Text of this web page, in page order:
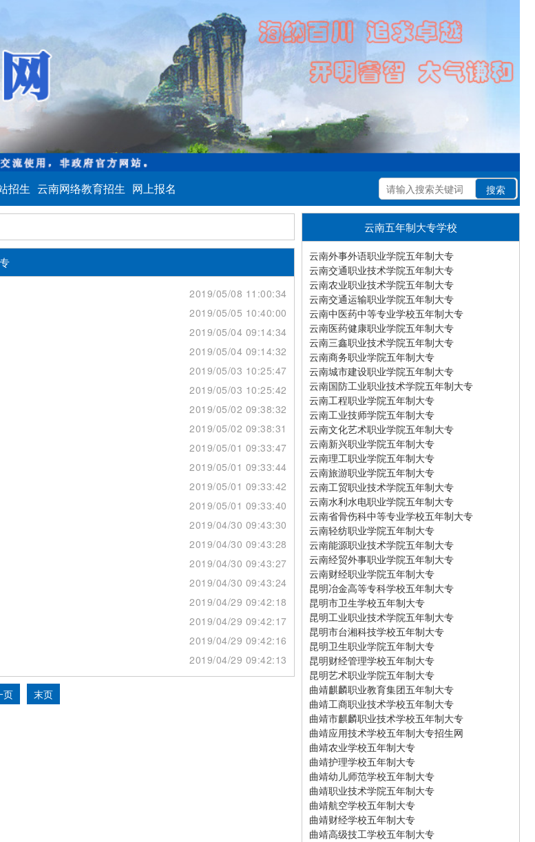
招生 云南网络教育招生 网上报名
2019/05/08 11:00:34
2019/05/05 10:40:00
2019/05/04 09:14:34
2019/05/04 09:14:32
2019/05/03 10:25:47
2019/05/03 10:25:42
2019/05/02 09:38:32
2019/05/02 09:38:31
2019/05/01 09:33:47
2019/05/01 09:33:44
2019/05/01 09:33:42
2019/05/01 09:33:40
2019/04/30 09:43:30
2019/04/30 09:43:28
2019/04/30 09:43:27
2019/04/30 09:43:24
2019/04/29 09:42:18
2019/04/29 09:42:17
2019/04/29 09:42:16
2019/04/29 09:42:13
页 末页
云南五年制大专学校
云南外事外语职业学院五年制大专
云南交通职业技术学院五年制大专
云南农业职业技术学院五年制大专
云南交通运输职业学院五年制大专
云南中医药中等专业学校五年制大专
云南医药健康职业学院五年制大专
云南三鑫职业技术学院五年制大专
云南商务职业学院五年制大专
云南城市建设职业学院五年制大专
云南国防工业职业技术学院五年制大专
云南工程职业学院五年制大专
云南工业技师学院五年制大专
云南文化艺术职业学院五年制大专
云南新兴职业学院五年制大专
云南理工职业学院五年制大专
云南旅游职业学院五年制大专
云南工贸职业技术学院五年制大专
云南水利水电职业学院五年制大专
云南省骨伤科中等专业学校五年制大专
云南轻纺职业学院五年制大专
云南能源职业技术学院五年制大专
云南经贸外事职业学院五年制大专
云南财经职业学院五年制大专
昆明冶金高等专科学校五年制大专
昆明市卫生学校五年制大专
昆明工业职业技术学院五年制大专
昆明市台湘科技学校五年制大专
昆明卫生职业学院五年制大专
昆明财经管理学校五年制大专
昆明艺术职业学院五年制大专
曲靖麒麟职业教育集团五年制大专
曲靖工商职业技术学校五年制大专
曲靖市麒麟职业技术学校五年制大专
曲靖应用技术学校五年制大专招生网
曲靖农业学校五年制大专
曲靖护理学校五年制大专
曲靖幼儿师范学校五年制大专
曲靖职业技术学院五年制大专
曲靖航空学校五年制大专
曲靖财经学校五年制大专
曲靖高级技工学校五年制大专